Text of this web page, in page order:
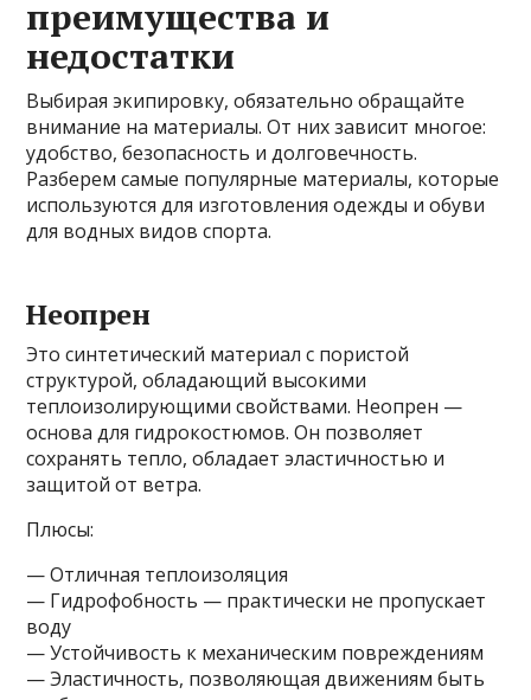
преимущества и
недостатки
Выбирая экипировку, обязательно обращайте
внимание на материалы. От них зависит многое:
удобство, безопасность и долговечность.
Разберем самые популярные материалы, которые
используются для изготовления одежды и обуви
для водных видов спорта.
Неопрен
Это синтетический материал с пористой
структурой, обладающий высокими
теплоизолирующими свойствами. Неопрен —
основа для гидрокостюмов. Он позволяет
сохранять тепло, обладает эластичностью и
защитой от ветра.
Плюсы:
— Отличная теплоизоляция
— Гидрофобность — практически не пропускает
воду
— Устойчивость к механическим повреждениям
— Эластичность, позволяющая движениям быть